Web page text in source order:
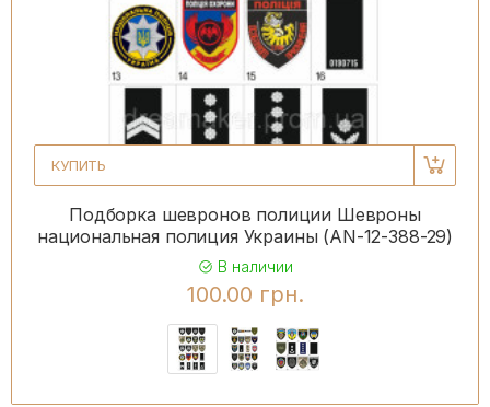
КУПИТЬ
Подборка шевронов полиции Шевроны
национальная полиция Украины (AN-12-388-29)
В наличии
100.00 грн.